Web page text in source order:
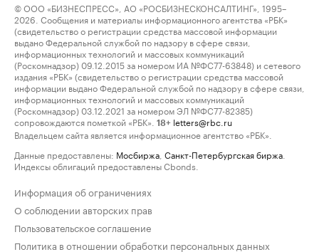
© ООО «БИЗНЕСПРЕСС», АО «РОСБИЗНЕСКОНСАЛТИНГ», 1995–
2026. Сообщения и материалы информационного агентства «РБК»
(свидетельство о регистрации средства массовой информации
выдано Федеральной службой по надзору в сфере связи,
информационных технологий и массовых коммуникаций
(Роскомнадзор) 09.12.2015 за номером ИА №ФС77-63848) и сетевого
издания «РБК» (свидетельство о регистрации средства массовой
информации выдано Федеральной службой по надзору в сфере связи,
информационных технологий и массовых коммуникаций
(Роскомнадзор) 03.12.2021 за номером ЭЛ №ФС77-82385)
сопровождаются пометкой «РБК».
18+ letters@rbc.ru
Владельцем сайта является информационное агентство «РБК».
Данные предоставлены: Мосбиржа Санкт-Петербургская биржа
Индексы облигаций предоставлены Cbonds.
Информация об ограничениях
О соблюдении авторских прав
Пользовательское соглашение
Политика в отношении обработки персональных данных